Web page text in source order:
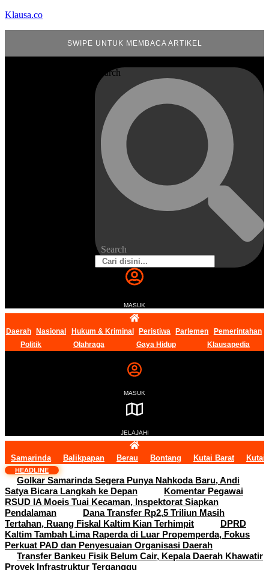
Klausa.co
SWIPE UNTUK MEMBACA ARTIKEL
Search
Search
MASUK
Daerah Nasional Hukum & Kriminal Peristiwa Parlemen
Pemerintahan
Politik
Olahraga Gaya Hidup Klausapedia
MASUK
JELAJAHI
Samarinda Balikpapan Berau Bontang Kutai Barat Kutai
HEADLINE
Golkar Samarinda Segera Punya Nahkoda Baru, Andi
Satya Bicara Langkah ke Depan
Komentar Pegawai
RSUD IA Moeis Tuai Kecaman, Inspektorat Siapkan
Pendalaman
Dana Transfer Rp2,5 Triliun Masih
Tertahan, Ruang Fiskal Kaltim Kian Terhimpit
DPRD
Kaltim Tambah Lima Raperda di Luar Propemperda, Fokus
Perkuat PAD dan Penyesuaian Organisasi Daerah
Transfer Bankeu Fisik Belum Cair, Kepala Daerah Khawatir
Proyek Infrastruktur Terganggu